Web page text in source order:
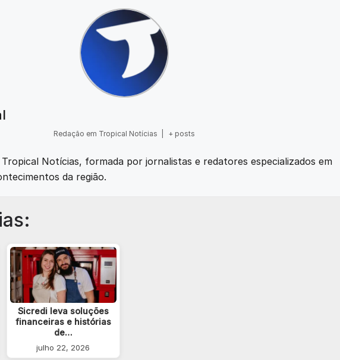
Redação em Tropical Notícias + posts
Notícias, formada por jornalistas e redatores especializados em
da região.
Sicredi leva soluções
financeiras e histórias
de…
julho 22, 2026